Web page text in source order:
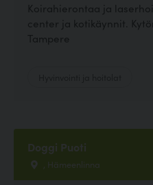
Koirahierontaa ja
center ja kotikäynnit.
Tampere
Doggi Puoti
, Hämeenlinna